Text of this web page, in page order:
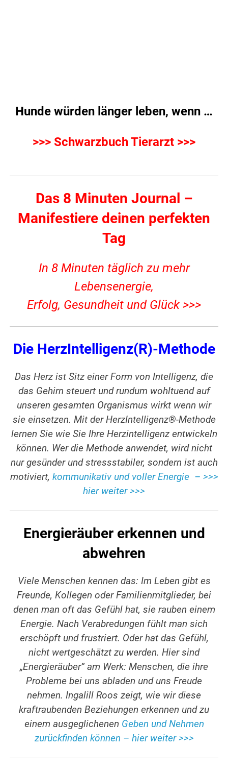
Hunde würden länger leben, wenn …
>>> Schwarzbuch Tierarzt >>>
Das 8 Minuten Journal –
Manifestiere deinen perfekten
Tag
In 8 Minuten täglich zu mehr
Lebensenergie,
Erfolg, Gesundheit und Glück >>>
Die HerzIntelligenz(R)-Methode
Das Herz ist Sitz einer Form von Intelligenz, die
das Gehirn steuert und rundum wohltuend auf
unseren gesamten Organismus wirkt wenn wir
sie einsetzen. Mit der HerzIntelligenz®-Methode
lernen Sie wie Sie Ihre Herzintelligenz entwickeln
können. Wer die Methode anwendet, wird nicht
nur gesünder und stressstabiler, sondern ist auch
motiviert, kommunikativ und voller Energie – >>>
hier weiter >>>
Energieräuber erkennen und
abwehren
Viele Menschen kennen das: Im Leben gibt es
Freunde, Kollegen oder Familienmitglieder, bei
denen man oft das Gefühl hat, sie rauben einem
Energie. Nach Verabredungen fühlt man sich
erschöpft und frustriert. Oder hat das Gefühl,
nicht wertgeschätzt zu werden. Hier sind
„Energieräuber“ am Werk: Menschen, die ihre
Probleme bei uns abladen und uns Freude
nehmen. Ingalill Roos zeigt, wie wir diese
kraftraubenden Beziehungen erkennen und zu
einem ausgeglichenen Geben und Nehmen
zurückfinden können – hier weiter >>>